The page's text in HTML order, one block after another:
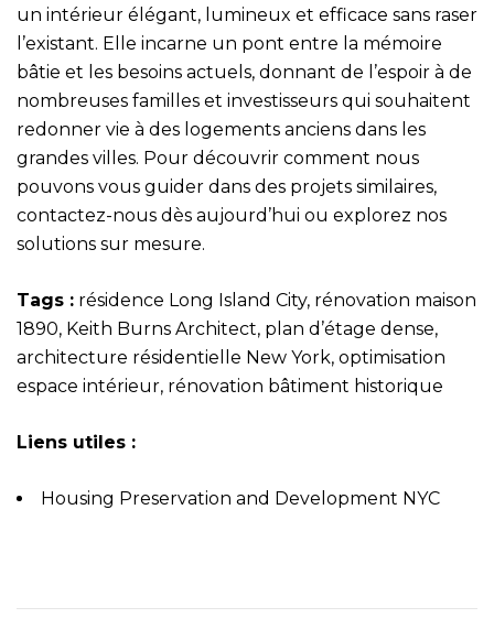
un intérieur élégant, lumineux et efficace sans raser
l’existant. Elle incarne un pont entre la mémoire
bâtie et les besoins actuels, donnant de l’espoir à de
nombreuses familles et investisseurs qui souhaitent
redonner vie à des logements anciens dans les
grandes villes. Pour découvrir comment nous
pouvons vous guider dans des projets similaires,
contactez-nous dès aujourd’hui ou explorez nos
solutions sur mesure.
Tags : résidence Long Island City, rénovation maison
1890, Keith Burns Architect, plan d’étage dense,
architecture résidentielle New York, optimisation
espace intérieur, rénovation bâtiment historique
Liens utiles :
Housing Preservation and Development NYC